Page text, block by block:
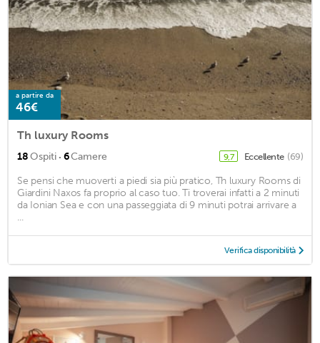
a partire da
46€
Th luxury Rooms
18Ospiti · 6Camere 9,7 Eccellente (69)
Se pensi che muoverti a piedi sia più pratico, Th luxury Rooms di
Giardini Naxos fa proprio al caso tuo. Ti troverai infatti a 2 minuti
da Ionian Sea e con una passeggiata di 9 minuti potrai arrivare a
...
Verifica disponibilità